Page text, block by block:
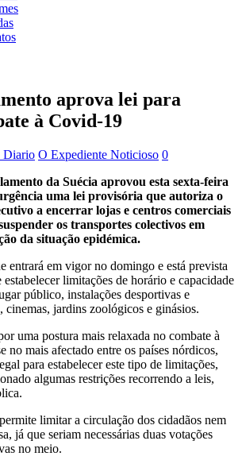
aprova lei para
à Covid-19
Diario O Expediente Noticioso 0
da Suécia aprovou esta sexta-feira
uma lei provisória que autoriza o
a encerrar lojas e centros comerciais
os transportes colectivos em
da situação epidémica.
entrará em vigor no domingo e está prevista
limitações de horário e capacidade
público, instalações desportivas e
cinemas, jardins zoológicos e ginásios.
uma postura mais relaxada no combate à
no mais afectado entre os países nórdicos,
para estabelecer este tipo de limitações,
algumas restrições recorrendo a leis,
limitar a circulação dos cidadãos nem
já que seriam necessárias duas votações
no meio.